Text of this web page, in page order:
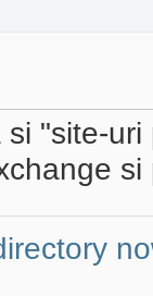
"site-